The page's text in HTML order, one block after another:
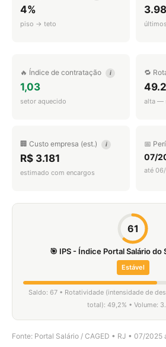
4%
piso → teto
🔥 Índice de contratação i
1,03
setor aquecido
🔁
alta —
🏢 Custo empresa (est.) i
R$ 3.181
estimado com encargos
📅
07/
até
61
🎯 IPS - Índice Portal Salário do
Estável
Saldo: 67 • Rotatividade (intensidade de
total): 49,2% • Volume:
Fonte: Portal Salário / CAGED • RJ • 07/2025